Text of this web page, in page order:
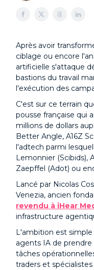
Après avoir
ciblage ou encore
artificielle s'attaque
bastions du travail
l'exécution des
C'est sur ce terrain
pousse française qui
millions de dollars
Better Angle, A16Z
l'adtech parmi
Lemonnier (Scibids),
Zaepffel (Adot) ou
Lancé par Nicolas
Venezia, ancien
revendu à iHear
infrastructure
L'ambition est
agents IA de
tâches
traders et